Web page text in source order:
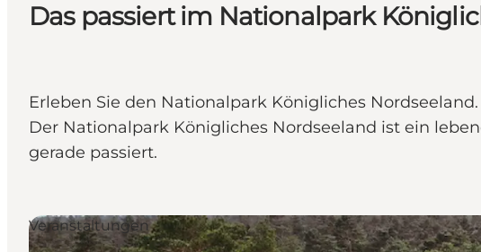
Geschmack
Unterkünfte
Städte
Reiseplanung
Das passiert im Nationalpark
Erleben Sie den Nationalpark Königliches
Der Nationalpark Königliches Nordseeland ist ein
gerade passiert.
Veranstaltungen